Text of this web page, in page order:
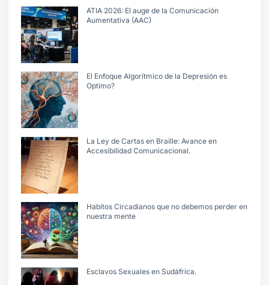
ATIA 2026: El auge de la Comunicación
Aumentativa (AAC)
El Enfoque Algorítmico de la Depresión es
Optimo?
La Ley de Cartas en Braille: Avance en
Accesibilidad Comunicacional.
Habitos Circadianos que no debemos perder en
nuestra mente
Esclavos Sexuales en Sudáfrica.